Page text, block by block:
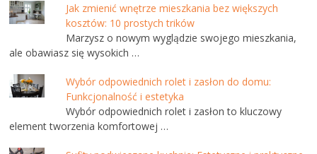
Jak zmienić wnętrze mieszkania bez większych
kosztów: 10 prostych trików
Marzysz o nowym wyglądzie swojego mieszkania,
ale obawiasz się wysokich …
Wybór odpowiednich rolet i zasłon do domu:
Funkcjonalność i estetyka
Wybór odpowiednich rolet i zasłon to kluczowy
element tworzenia komfortowej …